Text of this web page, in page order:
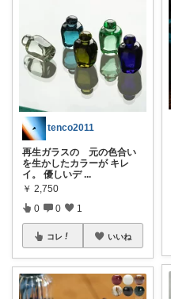
tenco2011
再生ガラスの 元の色合い
を生かしたカラーが キレ
イ。 優しいデ ...
￥ 2,750
0 0 1
コレ いいね